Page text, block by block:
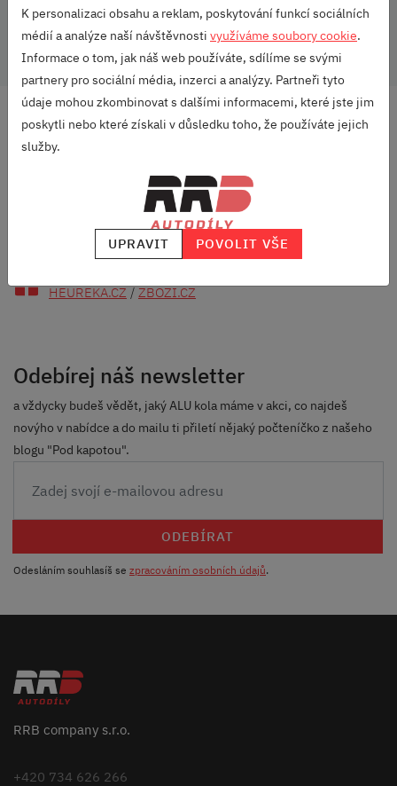
Škoda Originální příslušenství
DOPRAVA ZDARMA
RODINNÁ FIRMA
S DLOUHOU TRADICÍ
HEUREKA.CZ/ZBOZI.CZ
Odebírej náš newsletter
a vždycky budeš vědět, jaký ALU kola máme v akci, co najdeš
novýho v nabídce a do mailu ti přiletí nějaký počteníčko z našeho
blogu "Pod kapotou".
ODEBÍRAT
Odesláním souhlasíš se zpracováním osobních údajů.
RRB company s.r.o.
+420 734 626 266
K personalizaci obsahu a reklam, poskytování funkcí sociálních
médií a analýze naší návštěvnosti využíváme soubory cookie.
Informace o tom, jak náš web používáte, sdílíme se svými
partnery pro sociální média, inzerci a analýzy. Partneři tyto
údaje mohou zkombinovat s dalšími informacemi, které jste jim
poskytli nebo které získali v důsledku toho, že používáte jejich
služby.
UPRAVIT POVOLIT VŠE